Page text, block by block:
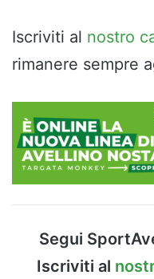
Iscriviti al nostro
rimanere sempre
Segui
Iscriviti al